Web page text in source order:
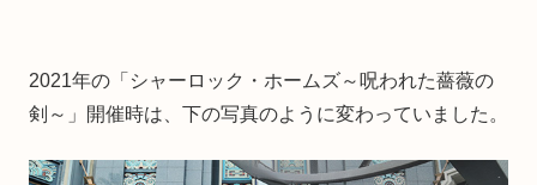
2021年の「シャーロック・ホームズ～呪われた薔薇の
剣～」開催時は、下の写真のように変わっていました。